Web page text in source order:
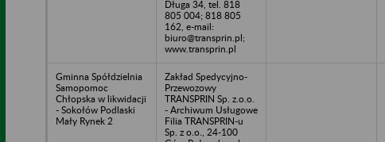
Długa 34, tel. 818
805 004; 818 805
162, e-mail:
biuro@transprin.pl;
www.transprin.pl
Gminna Spółdzielnia
Samopomoc
Chłopska w likwidacji
- Sokołów Podlaski
Mały Rynek 2
Zakład Spedycyjno-
Przewozowy
TRANSPRIN Sp. z.o.o.
- Archiwum Usługowe
Filia TRANSPRIN-u
Sp. z o.o., 24-100